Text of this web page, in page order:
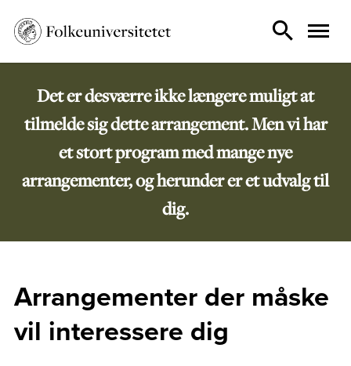
Det er desværre ikke længere muligt at
tilmelde sig dette arrangement. Men vi har
et stort program med mange nye
arrangementer, og herunder er et udvalg til
dig.
Arrangementer der måske
vil interessere dig